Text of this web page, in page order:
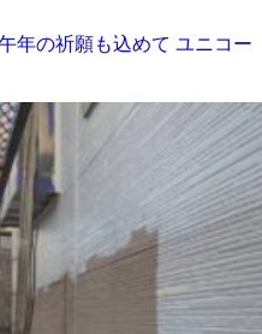
年の祈願も込めて ユニコー